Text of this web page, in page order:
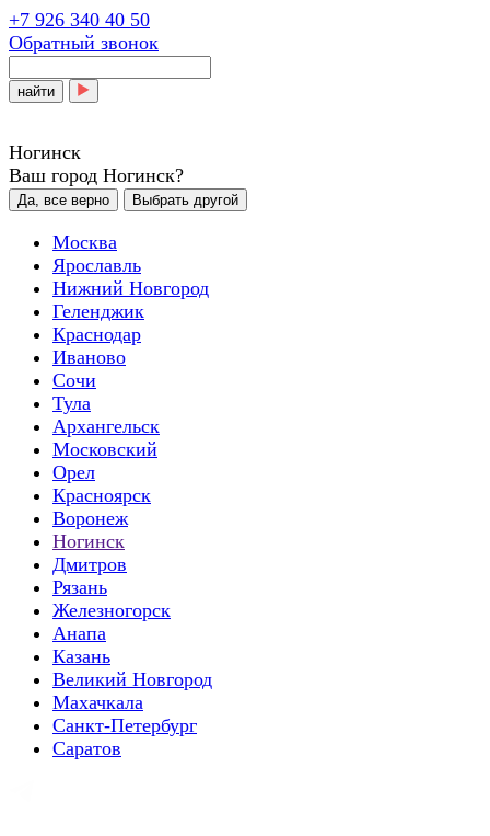
+7 926 340 40 50
Обратный звонок
найти
Ногинск
Ваш город Ногинск?
Да, все верно Выбрать другой
Москва
Ярославль
Нижний Новгород
Геленджик
Краснодар
Иваново
Сочи
Тула
Архангельск
Московский
Орел
Красноярск
Воронеж
Ногинск
Дмитров
Рязань
Железногорск
Анапа
Казань
Великий Новгород
Махачкала
Санкт-Петербург
Саратов